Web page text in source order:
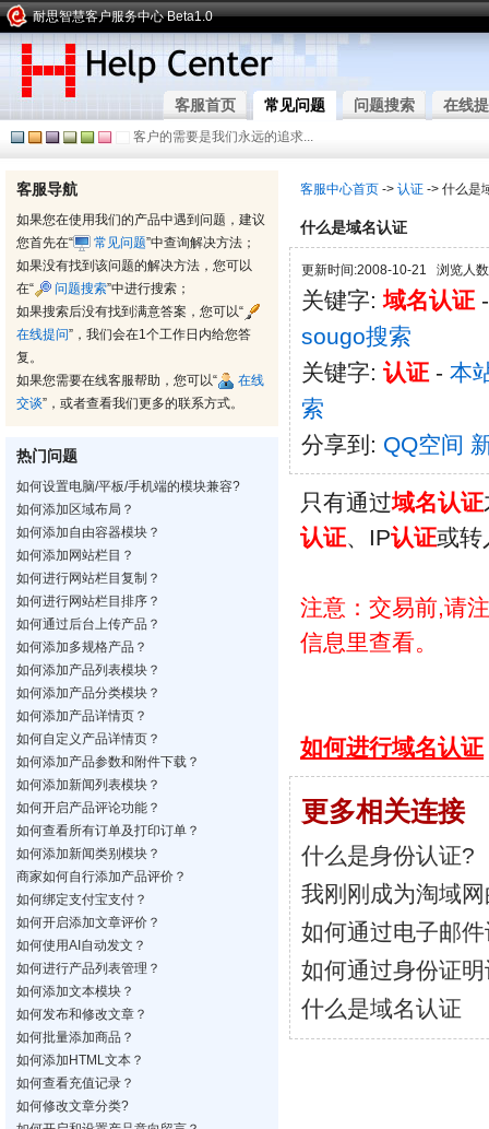
耐思智慧客户服务中心 Beta1.0
客服首页 常见问题 问题搜索 在线
客户的需要是我们永远的追求...
客服导航
如果您在使用我们的产品中遇到问题，建议
您首先在“
常见问题”中查询解决方法；
如果没有找到该问题的解决方法，您可以
在“
问题搜索”中进行搜索；
如果搜索后没有找到满意答案，您可以“
在线提问”，我们会在1个工作日内给您答
复。
如果您需要在线客服帮助，您可以“
在线
交谈”，或者查看我们更多的联系方式。
热门问题
如何设置电脑/平板/手机端的模块兼容?
如何添加区域布局？
如何添加自由容器模块？
如何添加网站栏目？
如何进行网站栏目复制？
如何进行网站栏目排序？
如何通过后台上传产品？
如何添加多规格产品？
如何添加产品列表模块？
如何添加产品分类模块？
如何添加产品详情页？
如何自定义产品详情页？
如何添加产品参数和附件下载？
如何添加新闻列表模块？
如何开启产品评论功能？
如何查看所有订单及打印订单？
如何添加新闻类别模块？
商家如何自行添加产品评价？
如何绑定支付宝支付？
如何开启添加文章评价？
如何使用AI自动发文？
如何进行产品列表管理？
如何添加文本模块？
如何发布和修改文章？
如何批量添加商品？
如何添加HTML文本？
如何查看充值记录？
如何修改文章分类?
客服中心首页 -> 认证 -> 什么是
什么是域名认证
更新时间:2008-10-21 浏览人
关键字:域名认证
sougo搜索
关键字: 认证 - 本
索
分享到: QQ空间
只有通过域名认证
认证、IP认证或转
注意：交易前,请
信息里查看。
如何进行域名认证
更多相关连接
什么是身份认证?
我刚刚成为淘域
如何通过电子邮
如何通过身份证
什么是域名认证